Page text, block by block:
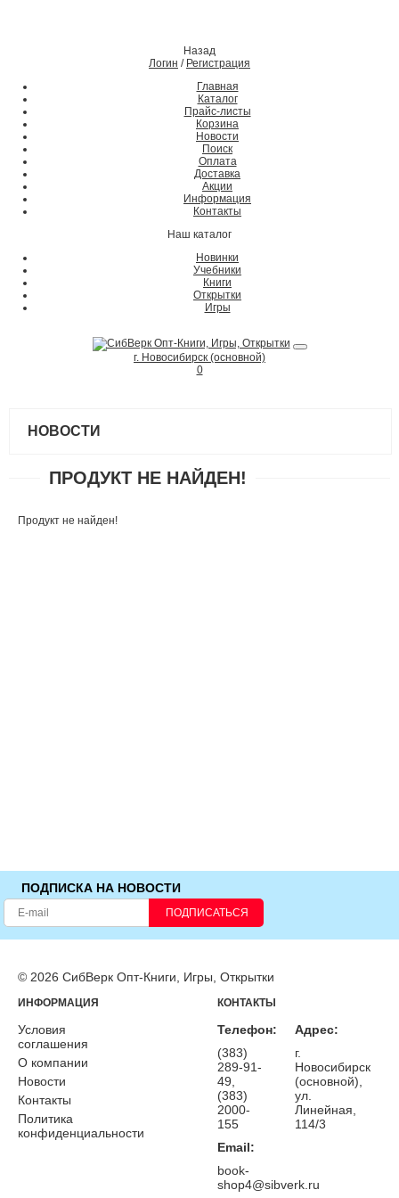
Назад
Логин / Регистрация
Главная
Каталог
Прайс-листы
Корзина
Новости
Поиск
Оплата
Доставка
Акции
Информация
Контакты
Наш каталог
Новинки
Учебники
Книги
Открытки
Игры
г. Новосибирск (основной)
0
НОВОСТИ
ПРОДУКТ НЕ НАЙДЕН!
Продукт не найден!
ПОДПИСКА НА НОВОСТИ
ПОДПИСАТЬСЯ
© 2026 СибВерк Опт-Книги, Игры, Открытки
ИНФОРМАЦИЯ
Условия
соглашения
О компании
Новости
Контакты
Политика
конфиденциальности
КОНТАКТЫ
Телефон:
(383)
289-91-
49,
(383)
2000-
155
Email:
book-
shop4@sibverk.ru
Адрес:
г.
Новосибирск
(основной),
ул.
Линейная,
114/3